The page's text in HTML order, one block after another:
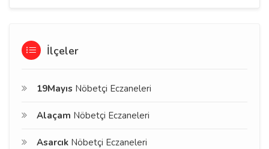
İlçeler
19Mayıs Nöbetçi Eczaneleri
Alaçam Nöbetçi Eczaneleri
Asarcık Nöbetçi Eczaneleri